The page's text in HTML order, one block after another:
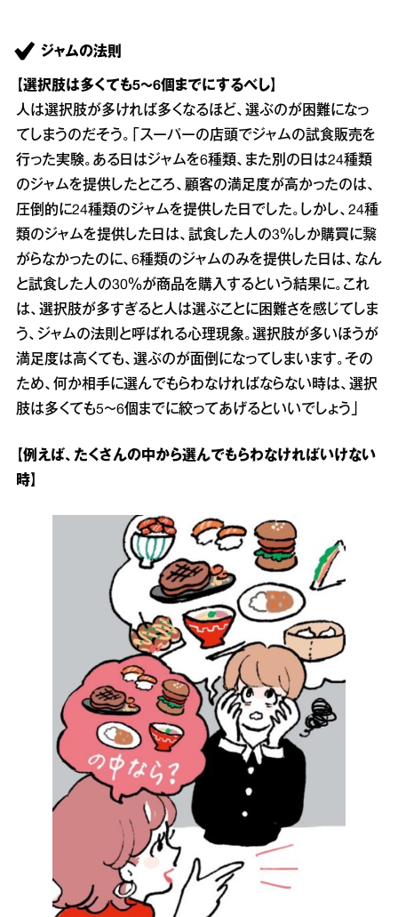
ジャムの法則
【選択肢は多くても5～6個までにするべし】
人は選択肢が多ければ多くなるほど、選ぶのが困難になっ
てしまうのだそう。「スーパーの店頭でジャムの試食販売を
行った実験。ある日はジャムを6種類、また別の日は24種類
のジャムを提供したところ、顧客の満足度が高かったのは、
圧倒的に24種類のジャムを提供した日でした。しかし、24種
類のジャムを提供した日は、試食した人の3％しか購買に繋
がらなかったのに、6種類のジャムのみを提供した日は、なん
と試食した人の30％が商品を購入するという結果に。これ
は、選択肢が多すぎると人は選ぶことに困難さを感じてしま
う、ジャムの法則と呼ばれる心理現象。選択肢が多いほうが
満足度は高くても、選ぶのが面倒になってしまいます。その
ため、何か相手に選んでもらわなければならない時は、選択
肢は多くても5～6個までに絞ってあげるといいでしょう」
【例えば、たくさんの中から選んでもらわなければいけない
時】